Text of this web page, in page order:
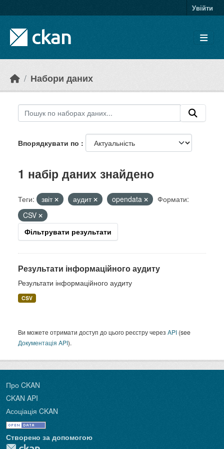
Увійти
Набори даних
Впорядкувати по
1 набір даних знайдено
Теги: звіт аудит opendata
Формати:
CSV
Фільтрувати результати
Результати інформаційного аудиту
Результати інформаційного аудиту
CSV
Ви можете отримати доступ до цього реєстру через API (see
Документація API).
Про CKAN
CKAN API
Асоціація CKAN
Створено за допомогою